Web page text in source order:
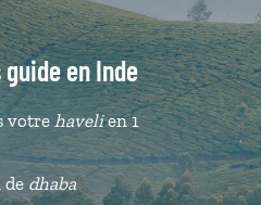
en Inde
votre havelien 1
de dhaba